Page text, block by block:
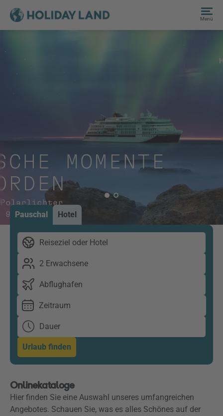
Menü
Pauschal Hotel
Reiseziel oder Hotel
2 Erwachsene
Abflughafen
Zeitraum
Dauer
Urlaub finden
Onlinekataloge
Hier finden Sie eine Auswahl unseres umfangreichen
Angebotes. Schauen Sie, was es alles Schönes auf der